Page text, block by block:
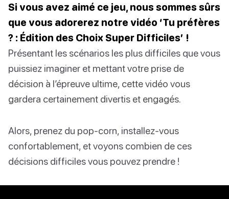
Si vous avez aimé ce jeu, nous sommes sûrs
que vous adorerez notre vidéo ‘Tu préfères
? : Édition des Choix Super Difficiles’ !
Présentant les scénarios les plus difficiles que vous
puissiez imaginer et mettant votre prise de
décision à l’épreuve ultime, cette vidéo vous
gardera certainement divertis et engagés.
Alors, prenez du pop-corn, installez-vous
confortablement, et voyons combien de ces
décisions difficiles vous pouvez prendre !